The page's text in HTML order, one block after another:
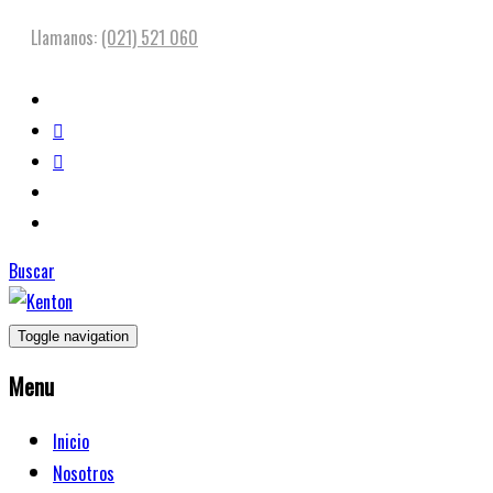
Llamanos: (021) 521 060
Buscar
Toggle navigation
Menu
Inicio
Nosotros